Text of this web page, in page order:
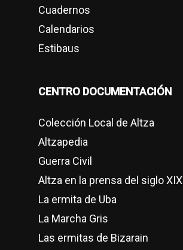
Cuadernos
Calendarios
Estibaus
CENTRO DOCUMENTACIÓN
Colección Local de Altza
Altzapedia
Guerra Civil
Altza en la prensa del siglo XIX
La ermita de Uba
La Marcha Gris
Las ermitas de Bizarain